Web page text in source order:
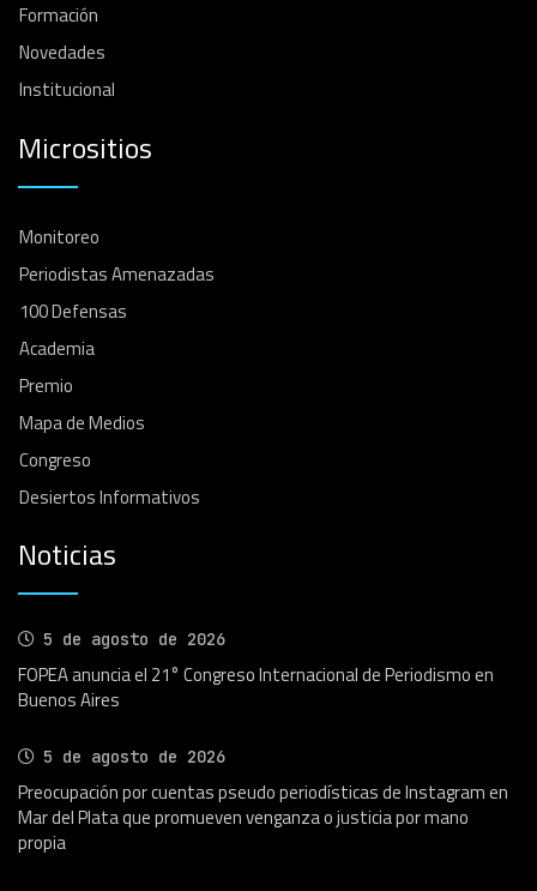
Formación
Novedades
Institucional
Micrositios
Monitoreo
Periodistas Amenazadas
100 Defensas
Academia
Premio
Mapa de Medios
Congreso
Desiertos Informativos
Noticias
5 de agosto de 2026
FOPEA anuncia el 21° Congreso Internacional de Periodismo en
Buenos Aires
5 de agosto de 2026
Preocupación por cuentas pseudo periodísticas de Instagram en
Mar del Plata que promueven venganza o justicia por mano
propia